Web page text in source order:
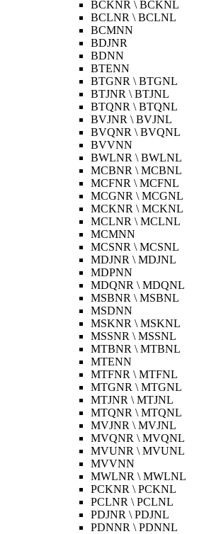
BCKNR \ BCKNL
BCLNR \ BCLNL
BCMNN
BDJNR
BDNN
BTENN
BTGNR \ BTGNL
BTJNR \ BTJNL
BTQNR \ BTQNL
BVJNR \ BVJNL
BVQNR \ BVQNL
BVVNN
BWLNR \ BWLNL
MCBNR \ MCBNL
MCFNR \ MCFNL
MCGNR \ MCGNL
MCKNR \ MCKNL
MCLNR \ MCLNL
MCMNN
MCSNR \ MCSNL
MDJNR \ MDJNL
MDPNN
MDQNR \ MDQNL
MSBNR \ MSBNL
MSDNN
MSKNR \ MSKNL
MSSNR \ MSSNL
MTBNR \ MTBNL
MTENN
MTFNR \ MTFNL
MTGNR \ MTGNL
MTJNR \ MTJNL
MTQNR \ MTQNL
MVJNR \ MVJNL
MVQNR \ MVQNL
MVUNR \ MVUNL
MVVNN
MWLNR \ MWLNL
PCKNR \ PCKNL
PCLNR \ PCLNL
PDJNR \ PDJNL
PDNNR \ PDNNL